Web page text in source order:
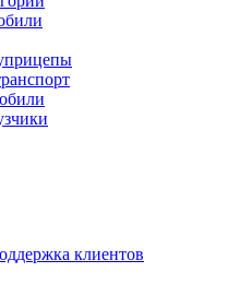
клиентов